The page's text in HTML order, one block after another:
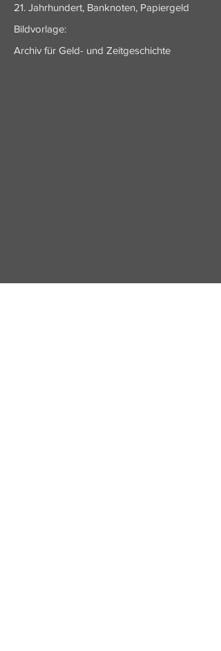
21. Jahrhundert, Banknoten, Papiergeld
Bildvorlage:
Archiv für Geld- und Zeitgeschichte